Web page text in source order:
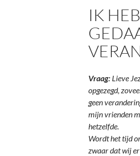
IK
Vraag: Lieve
opgezegd,
geen
mijn vrienden
hetzelfde.
Wordt het tijd
zwaar dat wij